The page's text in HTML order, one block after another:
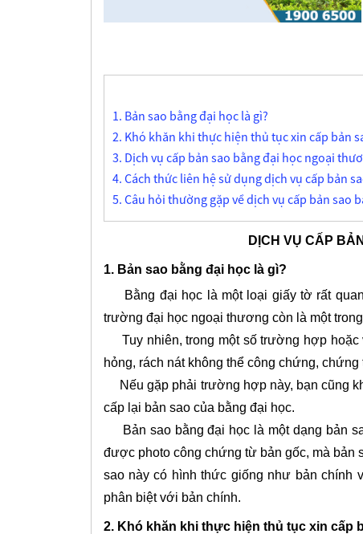
1. Bản sao bằng đại học là gì?
2. Khó khăn khi thực hiện thủ tục xin cấp bản
3. Dịch vụ cấp bản sao bằng đại học ngoại
4. Cách thức liên hệ sử dụng dịch vụ cấp bản
5. Câu hỏi thường gặp về dịch vụ cấp bản sao
DỊCH VỤ CẤP
1. Bản sao bằng đại học là gì?
Bằng đại học là một loại giấy tờ rất quan
trường đại học ngoại thương còn là một
Tuy nhiên, trong một số trường hợp hoặc
hỏng, rách nát không thể công chứng,
Nếu gặp phải trường hợp này, bạn cũng
cấp lại bản sao của bằng đại học.
Bản sao bằng đại học là một dạng bản
được photo công chứng từ bản gốc, mà
sao này có hình thức giống như bản chính
phân biệt với bản chính.
2. Khó khăn khi thực hiện thủ tục xin cấp